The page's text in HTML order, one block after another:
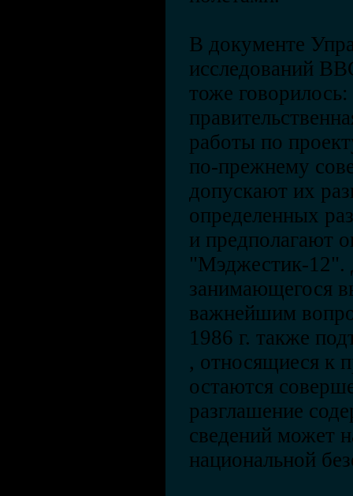
В документе
исследований
тоже
работы по
по-прежнему
допускают их
определенных
и предполагают
"Мэджестик-12".
занимающегося
важнейшим
1986 г. также
, относящиеся к
остаются
разглашение
сведений может
национальной